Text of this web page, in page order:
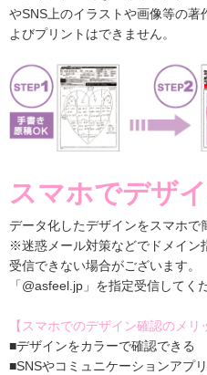
やSNS上のイラストや画像等の
よびプリントはできません。
スマホでデザ
データ化したデザインをスマホで
※迷惑メール対策などでドメイン
受信できない場合がございます。
「@asfeel.jp」を指定受信してく
【スマホでのデザイン確認のメリ
■デザインをカラーで確認できる
■SNSやコミュニケーションアプ